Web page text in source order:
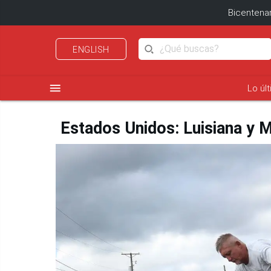
ENGLISH
menu Lo
Estados Unidos: Luisiana y